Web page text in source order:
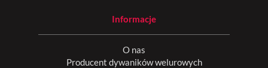
Informacje
O nas
Producent dywaników welurowych